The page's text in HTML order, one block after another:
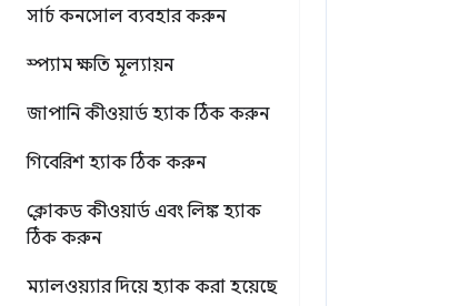
সার্চ কনসোল ব্যবহার করুন
স্প্যাম ক্ষতি মূল্যায়ন
জাপানি কীওয়ার্ড হ্যাক ঠিক করুন
গিবেরিশ হ্যাক ঠিক করুন
ক্লোকড কীওয়ার্ড এবং লিঙ্ক হ্যাক
ঠিক করুন
ম্যালওয়্যার দিয়ে হ্যাক করা হয়েছে